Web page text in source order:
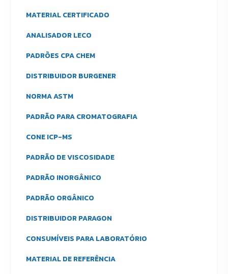
MATERIAL CERTIFICADO
ANALISADOR LECO
PADRÕES CPA CHEM
DISTRIBUIDOR BURGENER
NORMA ASTM
PADRÃO PARA CROMATOGRAFIA
CONE ICP-MS
PADRÃO DE VISCOSIDADE
PADRÃO INORGÂNICO
PADRÃO ORGÂNICO
DISTRIBUIDOR PARAGON
CONSUMÍVEIS PARA LABORATÓRIO
MATERIAL DE REFERÊNCIA